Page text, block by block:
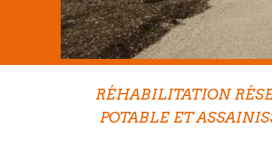
RÉHABILITATION
POTABLE ET